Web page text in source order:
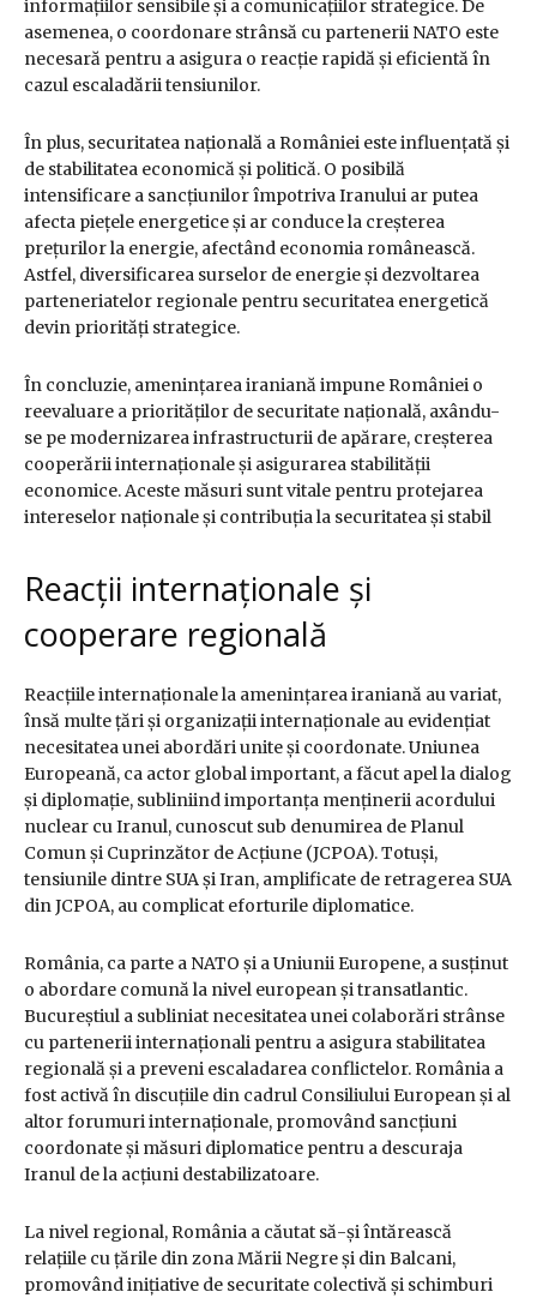
informațiilor sensibile și a comunicațiilor strategice. De
asemenea, o coordonare strânsă cu partenerii NATO este
necesară pentru a asigura o reacție rapidă și eficientă în
cazul escaladării tensiunilor.
În plus, securitatea națională a României este influențată și
de stabilitatea economică și politică. O posibilă
intensificare a sancțiunilor împotriva Iranului ar putea
afecta piețele energetice și ar conduce la creșterea
prețurilor la energie, afectând economia românească.
Astfel, diversificarea surselor de energie și dezvoltarea
parteneriatelor regionale pentru securitatea energetică
devin priorități strategice.
În concluzie, amenințarea iraniană impune României o
reevaluare a priorităților de securitate națională, axându-
se pe modernizarea infrastructurii de apărare, creșterea
cooperării internaționale și asigurarea stabilității
economice. Aceste măsuri sunt vitale pentru protejarea
intereselor naționale și contribuția la securitatea și stabil
Reacții internaționale și
cooperare regională
Reacțiile internaționale la amenințarea iraniană au variat,
însă multe țări și organizații internaționale au evidențiat
necesitatea unei abordări unite și coordonate. Uniunea
Europeană, ca actor global important, a făcut apel la dialog
și diplomație, subliniind importanța menținerii acordului
nuclear cu Iranul, cunoscut sub denumirea de Planul
Comun și Cuprinzător de Acțiune (JCPOA). Totuși,
tensiunile dintre SUA și Iran, amplificate de retragerea SUA
din JCPOA, au complicat eforturile diplomatice.
România, ca parte a NATO și a Uniunii Europene, a susținut
o abordare comună la nivel european și transatlantic.
Bucureștiul a subliniat necesitatea unei colaborări strânse
cu partenerii internaționali pentru a asigura stabilitatea
regională și a preveni escaladarea conflictelor. România a
fost activă în discuțiile din cadrul Consiliului European și al
altor forumuri internaționale, promovând sancțiuni
coordonate și măsuri diplomatice pentru a descuraja
Iranul de la acțiuni destabilizatoare.
La nivel regional, România a căutat să-și întărească
relațiile cu țările din zona Mării Negre și din Balcani,
promovând inițiative de securitate colectivă și schimburi